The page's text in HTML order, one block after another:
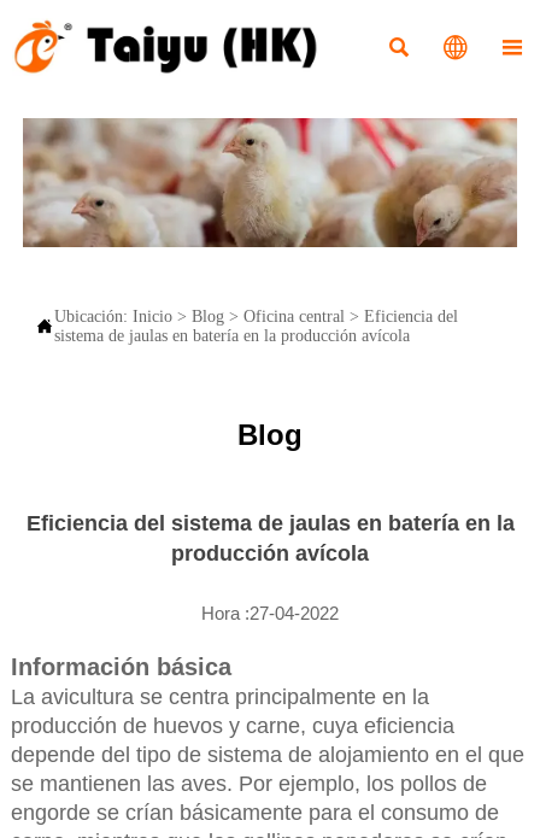
  
Ubicación: Inicio> Blog> Oficina central > Eficiencia del
sistema de jaulas en batería en la producción avícola
Blog
Eficiencia del sistema de jaulas en batería en la
producción avícola
Hora :27-04-2022
Información básica
La avicultura se centra principalmente en la
producción de huevos y carne, cuya eficiencia
depende del tipo de sistema de alojamiento en el que
se mantienen las aves. Por ejemplo, los pollos de
engorde se crían básicamente para el consumo de